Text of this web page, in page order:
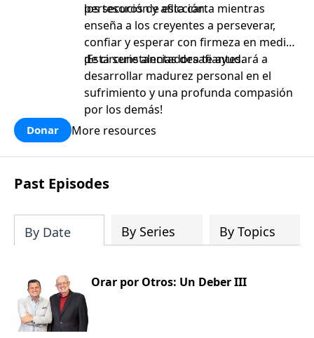
persecución y aflicción.
los tesoros de esta carta mientras
enseña a los creyentes a perseverar,
confiar y esperar con firmeza en medio
de circunstancias desafiantes.
¡Esta serie alentadora te ayudará a
desarrollar madurez personal en el
sufrimiento y una profunda compasión
por los demás!
Donar More resources
Past Episodes
By Date By Series By Topics
Orar por Otros: Un Deber III